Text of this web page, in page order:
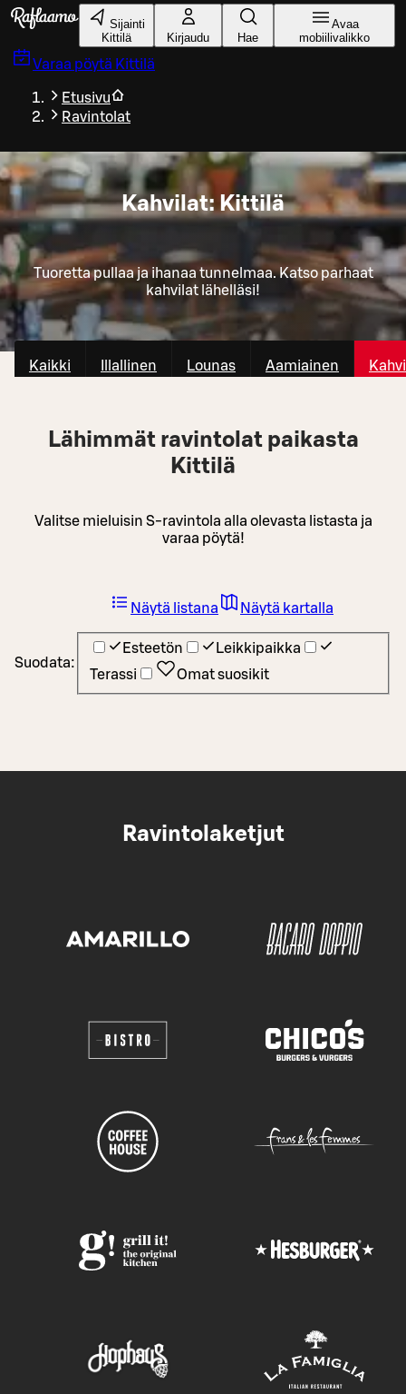
Siirry pääsisältöön
Sijainti
Kittilä
Kirjaudu Hae
Avaa
mobiilivalikko
Varaa pöytä Kittilä
Etusivu
Ravintolat
Kahvilat: Kittilä
Tuoretta pullaa ja ihanaa tunnelmaa. Katso parhaat
kahvilat lähelläsi!
Kaikki Illallinen Lounas Aamiainen
Lähimmät ravintolat paikasta
Kittilä
Valitse mieluisin S-ravintola alla olevasta listasta ja
varaa pöytä!
Suodata:
Esteetön
Leikkipaikka
Terassi
Omat suosikit
Näytä listana Näytä kartalla
Ravintolaketjut